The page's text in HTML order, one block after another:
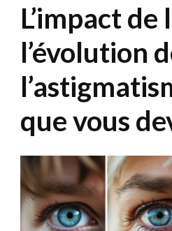
L’impact de
l’évolution
que vous